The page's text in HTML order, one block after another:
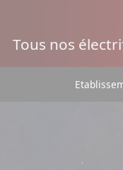
Tous nos